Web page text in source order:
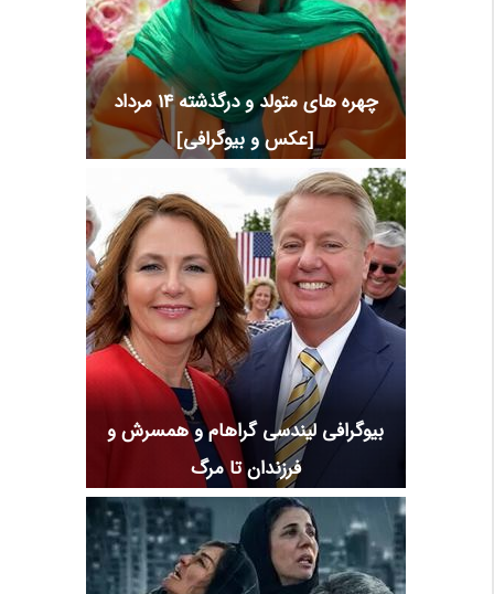
چهره های متولد و درگذشته 14 مرداد
[عکس و بیوگرافی]
بیوگرافی لیندسی گراهام و همسرش و
فرزندان تا مرگ